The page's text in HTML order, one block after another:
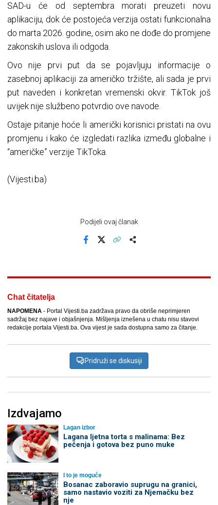
SAD-u će od septembra morati preuzeti novu
aplikaciju, dok će postojeća verzija ostati funkcionalna
do marta 2026. godine, osim ako ne dođe do promjene
zakonskih uslova ili odgoda.
Ovo nije prvi put da se pojavljuju informacije o
zasebnoj aplikaciji za američko tržište, ali sada je prvi
put naveden i konkretan vremenski okvir. TikTok još
uvijek nije službeno potvrdio ove navode.
Ostaje pitanje hoće li američki korisnici pristati na ovu
promjenu i kako će izgledati razlika između globalne i
“američke” verzije TikToka.
(Vijesti.ba)
Podijeli ovaj članak
Chat čitatelja
NAPOMENA - Portal Vijesti.ba zadržava pravo da obriše neprimjeren
sadržaj bez najave i objašnjenja. Mišljenja iznešena u chatu nisu stavovi
redakcije portala Vijesti.ba. Ova vijest je sada dostupna samo za čitanje.
Pridruži se diskusiji
Izdvajamo
Lagan izbor
Lagana ljetna torta s malinama: Bez
pečenja i gotova bez puno muke
I to je moguće
Bosanac zaboravio suprugu na granici,
samo nastavio voziti za Njemačku bez
nje